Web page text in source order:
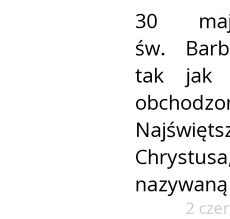
30
św.
tak jak
2